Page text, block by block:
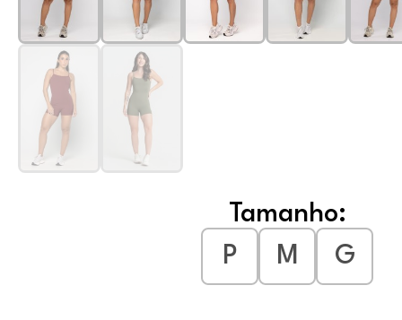
Tamanho:
P
M G